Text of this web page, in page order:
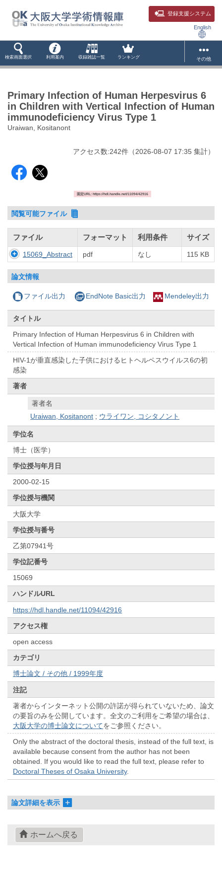
登録支援システム
English
検索画面選択 利用案内 収録雑誌一覧 ランキング その他
Primary Infection of Human Herpesvirus 6
in Children with Vertical Infection of Human
immunodeficiency Virus Type 1
Uraiwan, Kositanont
アクセス数:242件 （2026-08-07 17:35 集計）
固定URL: https://hdl.handle.net/11094/42916
閲覧可能ファイル
ファイル フォーマット 利用条件 サイズ
15069_Abstract pdf なし 115 KB
論文情報
ファイル出力 EndNote Basic出力 Mendeley出力
タイトル
Primary Infection of Human Herpesvirus 6 in Children with
Vertical Infection of Human immunodeficiency Virus Type 1
HIV-1が垂直感染した子供におけるヒトヘルペスウイルス6の初
感染
著者
著者名
Uraiwan, Kositanont ; ウライワン, コシタノント
学位名
博士（医学）
学位授与年月日
2000-02-15
学位授与機関
大阪大学
学位授与番号
乙第07941号
学位記番号
15069
ハンドルURL
https://hdl.handle.net/11094/42916
アクセス権
open access
カテゴリ
博士論文 / その他 / 1999年度
注記
著者からインターネット公開の許諾が得られていないため、論文
の要旨のみを公開しています。全文のご利用をご希望の場合は、
大阪大学の博士論文についてをご参照ください。
Only the abstract of the doctoral thesis, instead of the full text, is
available because consent from the author has not been
obtained. If you would like to read the full text, please refer to
Doctoral Theses of Osaka University.
論文詳細を表示
ホームへ戻る